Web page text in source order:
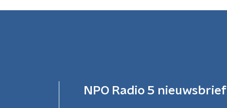
NPO Radio 5 nieuwsbrief